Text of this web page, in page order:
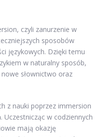
czyli zanurzenie w
sposobów
językowych. Dzięki temu
w naturalny sposób,
słownictwo oraz
z nauki poprzez immersion
. Uczestnicząc w codziennych
mają okazję